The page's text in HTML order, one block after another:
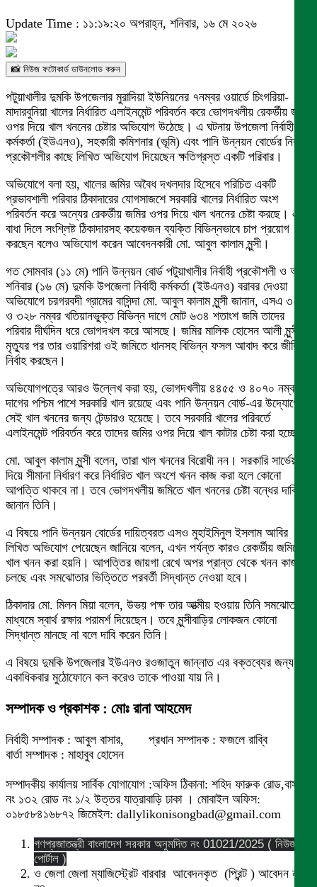
Update Time : ১১:১৯:২০ অপরাহ্ন, শনিবার, ১৬ মে ২০২৬
📸 নিউজ ফটোকার্ড ডাউনলোড করুন
পটুয়াখালীর দুমকি উপজেলার মুরাদিয়া ইউনিয়নের ৭নম্বর ওয়ার্ডে চিংগরিয়া-
মাদারবুনিয়া খালের নির্ধারিত এলাইনমেন্ট পরিবর্তন করে ভোগদখলীয় রেকর্ডীয় জমির
ওপর দিয়ে খাল খননের চেষ্টার অভিযোগ উঠেছে। এ ঘটনায় উপজেলা নির্বাহী
কর্মকর্তা (ইউএনও), সহকারী কমিশনার (ভূমি) এবং পানি উন্নয়ন বোর্ডের নির্বাহী
প্রকৌশলীর কাছে লিখিত অভিযোগ দিয়েছেন ক্ষতিগ্রস্ত একটি পরিবার।
অভিযোগে বলা হয়, খালের জমির অবৈধ দখলদার হিসেবে পরিচিত একটি
প্রভাবশালী পরিবার ঠিকাদারের যোগসাজশে সরকারি খালের নির্ধারিত অংশ
পরিবর্তন করে অন্যের রেকর্ডীয় জমির ওপর দিয়ে খাল খননের চেষ্টা করছে। এতে
বাধা দিলে সংশ্লিষ্ট ঠিকাদারসহ কয়েকজন ব্যক্তি বিভিন্নভাবে চাপ প্রয়োগ
করছেন বলেও অভিযোগ করেন আবেদনকারী মো. আবুল কালাম মুন্সী।
গত সোমবার (১১ মে) পানি উন্নয়ন বোর্ড পটুয়াখালীর নির্বাহী প্রকৌশলী ও আজ
শনিবার (১৬ মে) দুমকি উপজেলা নির্বাহী কর্মকর্তা (ইউএনও) বরাবর দেওয়া
অভিযোগে চরগরবদী গ্রামের বাসিন্দা মো. আবুল কালাম মুন্সী জানান, এসএ ৩২১
ও ৩২৮ নম্বর খতিয়ানভুক্ত বিভিন্ন দাগে মোট ৬৩৪ শতাংশ জমি তাদের
পরিবার দীর্ঘদিন ধরে ভোগদখল করে আসছে। জমির মালিক হোসেন আলী মুন্সীর
মৃত্যুর পর তার ওয়ারিশরা ওই জমিতে ধানসহ বিভিন্ন ফসল আবাদ করে জীবিকা
নির্বাহ করছেন।
অভিযোগপত্রে আরও উল্লেখ করা হয়, ভোগদখলীয় ৪৪৫৫ ও ৪০৭০ নম্বর
দাগের পশ্চিম পাশে সরকারি খাল রয়েছে এবং পানি উন্নয়ন বোর্ড-এর উদ্যোগে
সেই খাল খননের জন্য টেন্ডারও হয়েছে। তবে সরকারি খালের পরিবর্তে
এলাইনমেন্ট পরিবর্তন করে তাদের জমির ওপর দিয়ে খাল কাটার চেষ্টা করা হচ্ছে।
মো. আবুল কালাম মুন্সী বলেন, তারা খাল খননের বিরোধী নন। সরকারি সার্ভেয়ার
দিয়ে সীমানা নির্ধারণ করে নির্ধারিত খাল অংশে খনন কাজ করা হলে কোনো
আপত্তি থাকবে না। তবে ভোগদখলীয় জমিতে খাল খননের চেষ্টা বন্ধের দাবি
জানান তিনি।
এ বিষয়ে পানি উন্নয়ন বোর্ডের দায়িত্বরত এসও মুহাইমিনুল ইসলাম আবির
লিখিত অভিযোগ পেয়েছেন জানিয়ে বলেন, এখন পর্যন্ত কারও রেকর্ডীয় জমিতে
খাল খনন করা হয়নি। আপত্তির জায়গা রেখে অপর প্রান্ত থেকে খনন কাজ
চলছে এবং সমঝোতার ভিত্তিতে পরবর্তী সিদ্ধান্ত নেওয়া হবে।
ঠিকাদার মো. মিলন মিয়া বলেন, উভয় পক্ষ তার আত্মীয় হওয়ায় তিনি সমঝোতার
মাধ্যমে স্বার্থ রক্ষার পরামর্শ দিয়েছেন। তবে মুন্সীবাড়ির লোকজন কোনো
সিদ্ধান্ত মানছে না বলে দাবি করেন তিনি।
এ বিষয়ে দুমকি উপজেলার ইউএনও রওজাতুন জান্নাত এর বক্তব্যের জন্য
একাধিকবার মুঠোফোনে কল করেও তাকে পাওয়া যায় নি।
সম্পাদক ও প্রকাশক : মোঃ রানা আহমেদ
নির্বাহী সম্পাদক : আবুল বাসার, প্রধান সম্পাদক : ফজলে রাব্বি
বার্তা সম্পাদক : মাহাবুব হোসেন
সম্পাদকীয় কার্যালয় সার্বিক যোগাযোগ :অফিস ঠিকানা: শহিদ ফারুক রোড,বাসা
নং ১৩২ রোড নং ১/২ উত্তর যাত্রাবাড়ি ঢাকা । মোবাইল অফিস:
০১৮৫৮৪১৬৮৭২ জিমেইল: dallylikonisongbad@gmail.com
গণপ্রজাতন্ত্রী বাংলাদেশ সরকার অনুমদিত নং 01021/2025 ( নিউজ
পোর্টাল )
ও জেলা জেলা ম্যাজিস্ট্রেট বারবার আবেদনকৃত (প্রিন্ট ) আবেদন নং